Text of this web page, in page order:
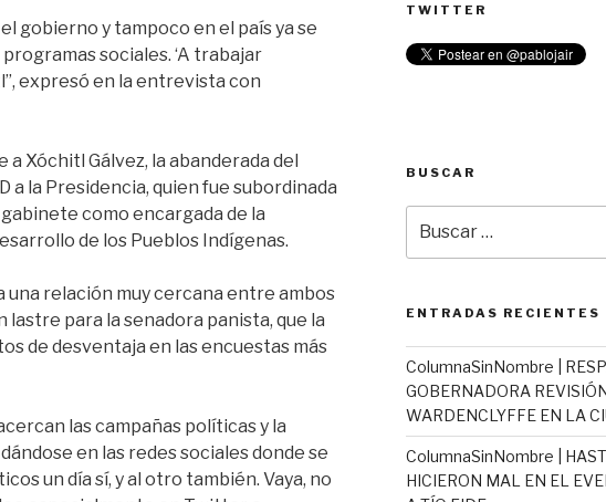
gobierno y tampoco en el país ya se
sociales. ‘A trabajar
expresó en la entrevista con
Xóchitl Gálvez, la abanderada del
la Presidencia, quien fue subordinada
como encargada de la
de los Pueblos Indígenas.
una relación muy cercana entre ambos
lastre para la senadora panista, que la
de desventaja en las encuestas más
las campañas políticas y la
en las redes sociales donde se
un día sí, y al otro también. Vaya, no
TWITTER
BUSCAR
por:
ENTRADAS RECIENTES
ColumnaSinNombre |
GOBERNADORA
WARDENCLYFFE EN LA
ColumnaSinNombre |
HICIERON MAL EN EL